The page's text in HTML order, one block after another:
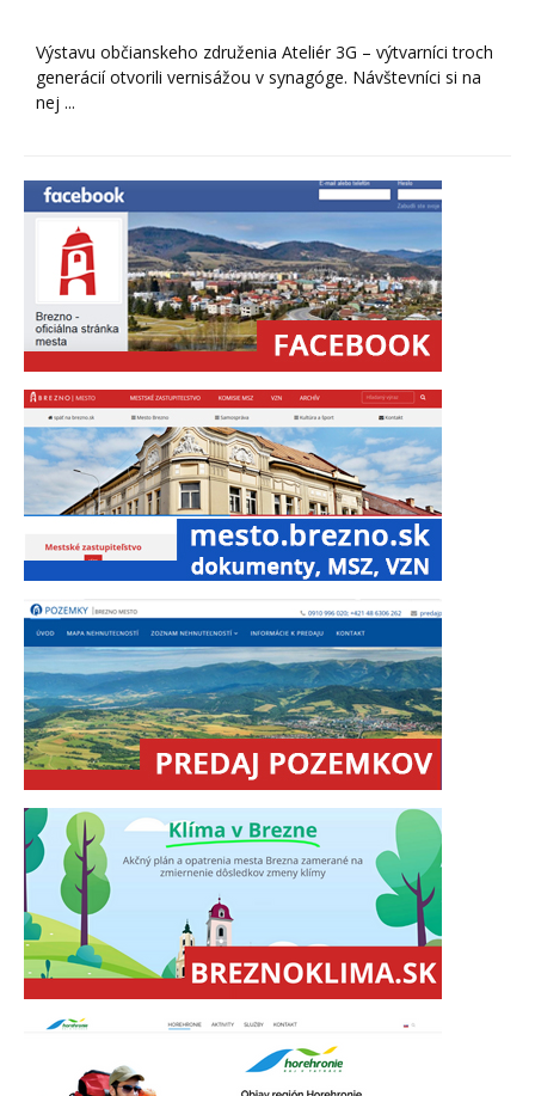
Výstavu občianskeho združenia Ateliér 3G – výtvarníci troch
generácií otvorili vernisážou v synagóge. Návštevníci si na
nej ...